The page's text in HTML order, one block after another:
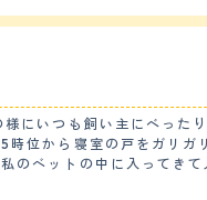
惚れしました 猫を飼うのが初めてのもあ
にいつも飼い主にべっ
位から寝室の戸をガリ
のベットの中に入ってき